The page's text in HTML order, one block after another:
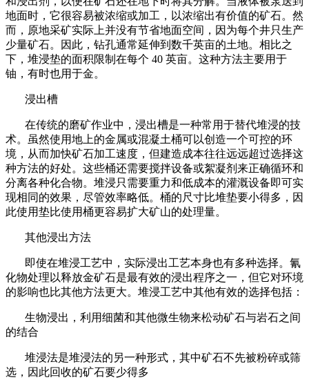
地面时，它很容易被浓缩或加工，以浓缩出有价值的矿石。然
而，原地采矿实际上并没有节省地面空间，因为每个井只生产
少量矿石。因此，钻孔通常延伸到数千英亩的土地。相比之
下，堆浸垫的面积限制在每个 40 英亩。这种方法主要用于
铀，有时也用于金。
浸出槽
在传统的磨矿作业中，浸出槽是一种常用于替代堆浸的技
术。虽然使用地上的金属或混凝土桶可以创造一个可控的环
境，从而加快矿石加工速度，但建造成本往往远远超过选择这
种方法的好处。这些桶还需要搅拌设备或絮凝剂来正确循环和
分离各种化合物。堆浸只需要重力和低成本的灌溉设备即可实
现相同的效果，尽管效率略低。桶的尺寸比堆垫要小得多，因
此使用垫比使用桶更容易扩大矿山的处理量。
其他浸出方法
即使在堆浸工艺中，实际浸出工艺本身也有多种选择。氰
化物处理以释放金矿石是最有效的浸出程序之一，但它对环境
的影响也比其他方法更大。堆浸工艺中其他有效的选择包括：
生物浸出，利用细菌和其他微生物来松动矿石与岩石之间
的结合
堆浸法是堆浸法的另一种形式，其中矿石不先被粉碎或筛
选，因此回收的矿石要少得多